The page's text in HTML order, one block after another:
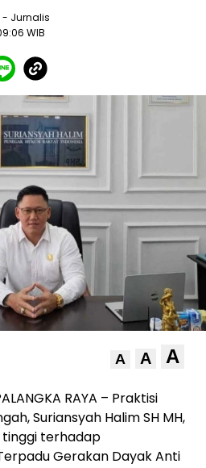
- Jurnalis
WIB
A A A
RAYA – Praktisi
Suriansyah Halim SH MH,
terhadap
Gerakan Dayak Anti